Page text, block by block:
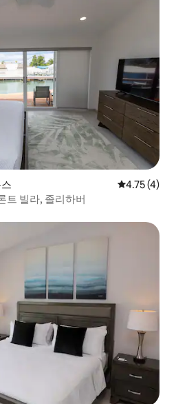
평점 4.75점
4.75 (4)
트 빌라, 졸리하버